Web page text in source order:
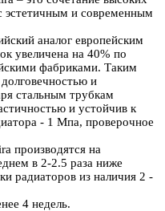
эстетичным и современным
аналог европейским
увеличена на 40% по
фабриками. Таким
и
стальным трубкам
и устойчив к
- 1 Мпа, проверочное
производятся на
в 2-2.5 раза ниже
радиаторов из наличия 2 -
4 недель.